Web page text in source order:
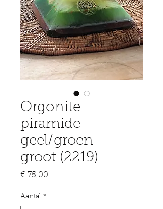
Orgonite
piramide -
geel/groen -
groot (2219)
€ 75,00
Aantal *